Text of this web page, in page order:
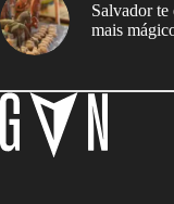
Salvador te
mais